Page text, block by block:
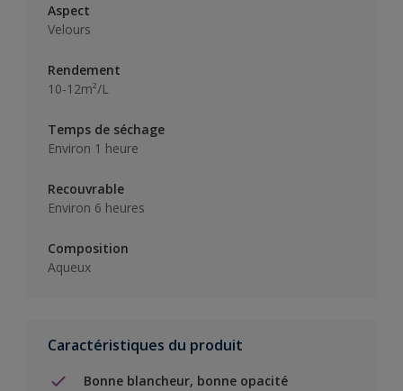
Aspect
Velours
Rendement
10-12m²/L
Temps de séchage
Environ 1 heure
Recouvrable
Environ 6 heures
Composition
Aqueux
Caractéristiques du produit
Bonne blancheur, bonne opacité